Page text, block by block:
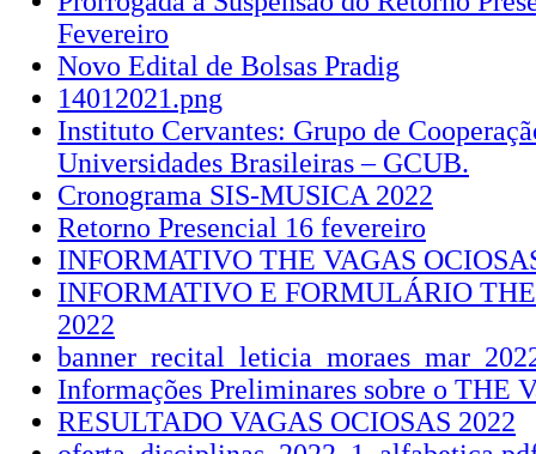
Fevereiro
Novo Edital de Bolsas Pradig
14012021.png
Instituto Cervantes: Grupo de
Universidades Brasileiras – GCUB.
Cronograma SIS-MUSICA 2022
Retorno Presencial 16 fevereiro
INFORMATIVO THE VAGAS
INFORMATIVO E FORMULÁRIO
2022
Informações Preliminares sobre o THE
RESULTADO VAGAS OCIOSAS 2022